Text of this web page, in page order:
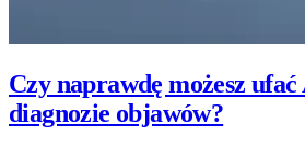
Czy naprawdę możesz
diagnozie objawów?